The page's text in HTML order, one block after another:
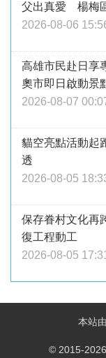
父出真愛 楊梅
2026-08-06
高雄市民赴日
奧市即日啟動景
2026-08-07
貓空亮點活動
透
2026-08-05
保存眷村文化
復工程動工
2026-08-05 17:31
本站
© 2015-